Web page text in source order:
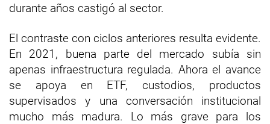
durante años castigó al sector.
El contraste con ciclos anteriores resulta evidente.
En 2021, buena parte del mercado subía sin
apenas infraestructura regulada. Ahora el avance
se apoya en ETF, custodios, productos
supervisados y una conversación institucional
mucho más madura. Lo más grave para los